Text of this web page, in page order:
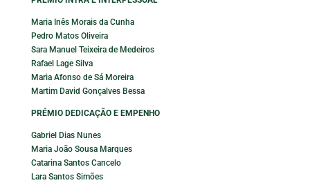
Maria Inês Morais da Cunha
Pedro Matos Oliveira
Sara Manuel Teixeira de Medeiros
Rafael Lage Silva
Maria Afonso de Sá Moreira
Martim David Gonçalves Bessa
PRÉMIO DEDICAÇÃO E EMPENHO
Gabriel Dias Nunes
Maria João Sousa Marques
Catarina Santos Cancelo
Lara Santos Simões